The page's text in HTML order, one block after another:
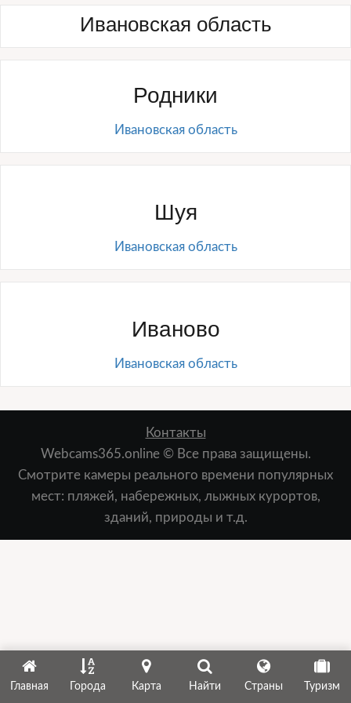
Ивановская область
Родники
Ивановская область
Шуя
Ивановская область
Иваново
Ивановская область
Контакты
Webcams365.online © Все права защищены.
Смотрите камеры реального времени популярных
мест: пляжей, набережных, лыжных курортов,
зданий, природы и т.д.
Главная Города Карта Найти Страны Туризм